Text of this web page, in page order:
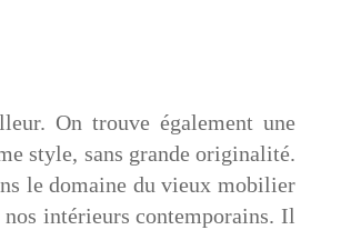
On trouve également une
style, sans grande originalité.
le domaine du vieux mobilier
intérieurs contemporains. Il